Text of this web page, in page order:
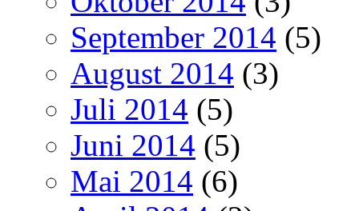
September 2014 (5)
August 2014 (3)
Juli 2014 (5)
Juni 2014 (5)
Mai 2014 (6)